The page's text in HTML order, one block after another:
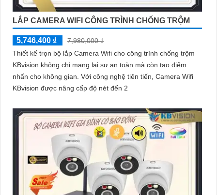
LẮP CAMERA WIFI CÔNG TRÌNH CHỐNG TRỘM
5,746,400 ₫
7,980,000 ₫
Thiết kế trọn bộ lắp Camera Wifi cho công trình chống trộm
KBvision không chỉ mang lại sự an toàn mà còn tạo điểm
nhấn cho không gian. Với công nghệ tiên tiến, Camera Wifi
KBvision được nâng cấp độ nét đến 2